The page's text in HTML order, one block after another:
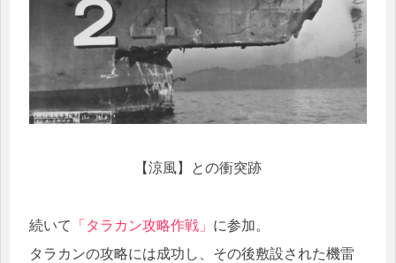
【涼風】との衝突跡
続いて 「タラカン攻略作戦」 に参加。
タラカンの攻略には成功し、その後敷設された機雷